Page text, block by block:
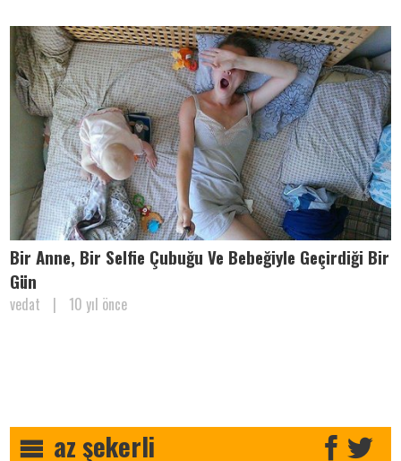
Bir Anne, Bir Selfie Çubuğu Ve Bebeğiyle Geçirdiği Bir
Gün
vedat | 10 yıl önce
az şekerli